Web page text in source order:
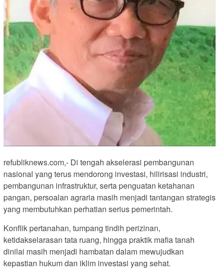
refubliknews.com,- Di tengah akselerasi pembangunan
nasional yang terus mendorong investasi, hilirisasi industri,
pembangunan infrastruktur, serta penguatan ketahanan
pangan, persoalan agraria masih menjadi tantangan strategis
yang membutuhkan perhatian serius pemerintah.
Konflik pertanahan, tumpang tindih perizinan,
ketidakselarasan tata ruang, hingga praktik mafia tanah
dinilai masih menjadi hambatan dalam mewujudkan
kepastian hukum dan iklim investasi yang sehat.